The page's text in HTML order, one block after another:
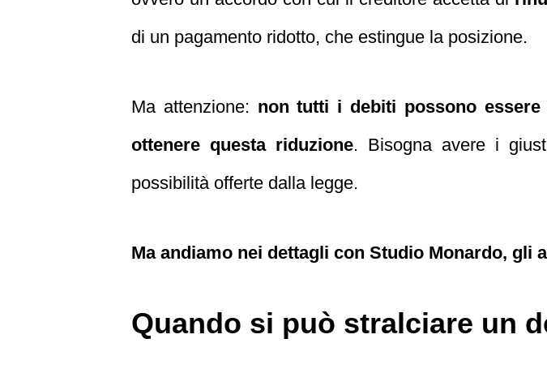
di un pagamento ridotto, che estingue la posizione.
Ma attenzione: non tutti i debiti possono essere
ottenere questa riduzione. Bisogna avere i
possibilità offerte dalla legge.
Ma andiamo nei dettagli con Studio Monardo,
Quando si può stralciare un